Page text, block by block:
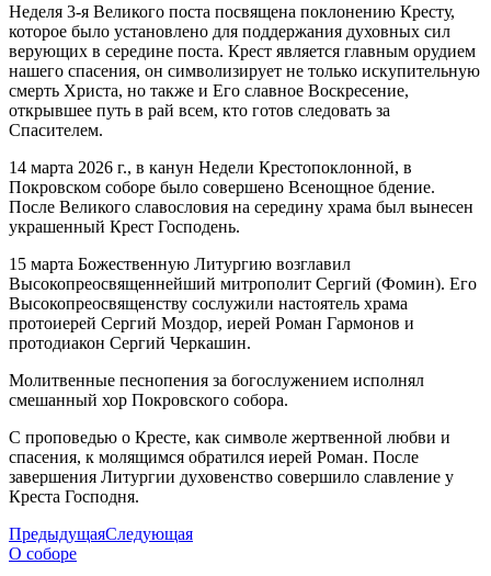
Неделя 3-я Великого поста посвящена поклонению Кресту,
которое было установлено для поддержания духовных сил
верующих в середине поста. Крест является главным орудием
нашего спасения, он символизирует не только искупительную
смерть Христа, но также и Его славное Воскресение,
открывшее путь в рай всем, кто готов следовать за
Спасителем.
14 марта 2026 г., в канун Недели Крестопоклонной, в
Покровском соборе было совершено Всенощное бдение.
После Великого славословия на середину храма был вынесен
украшенный Крест Господень.
15 марта Божественную Литургию возглавил
Высокопреосвященнейший митрополит Сергий (Фомин). Его
Высокопреосвященству сослужили настоятель храма
протоиерей Сергий Моздор, иерей Роман Гармонов и
протодиакон Сергий Черкашин.
Молитвенные песнопения за богослужением исполнял
смешанный хор Покровского собора.
С проповедью о Кресте, как символе жертвенной любви и
спасения, к молящимся обратился иерей Роман. После
завершения Литургии духовенство совершило славление у
Креста Господня.
ПредыдущаяСледующая
О соборе